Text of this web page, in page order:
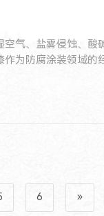
气、盐雾侵蚀、
为防腐涂装领域
6 »